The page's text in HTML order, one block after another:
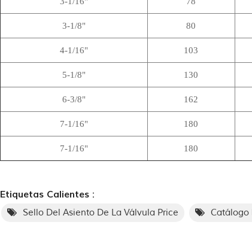
3-1/8" 80
4-1/16" 103
5-1/8" 130
6-3/8" 162
7-1/16" 180
7-1/16" 180
Etiquetas Calientes :
Sello Del Asiento De La Válvula Price Catálogo